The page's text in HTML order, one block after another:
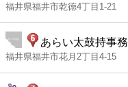
福井県福井市乾徳4丁目1-21
あらい太鼓持事
福井県福井市花月2丁目4-15